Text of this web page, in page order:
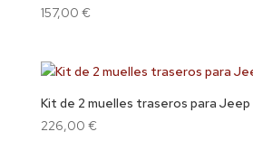
157,00 €
Kit de 2 muelles traseros para Jeep
226,00 €